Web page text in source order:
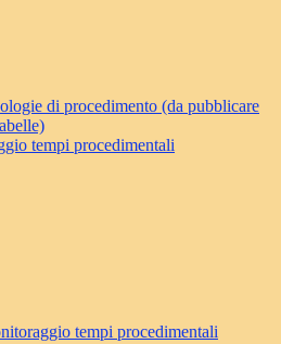
di procedimento (da pubblicare
tempi procedimentali
tempi procedimentali